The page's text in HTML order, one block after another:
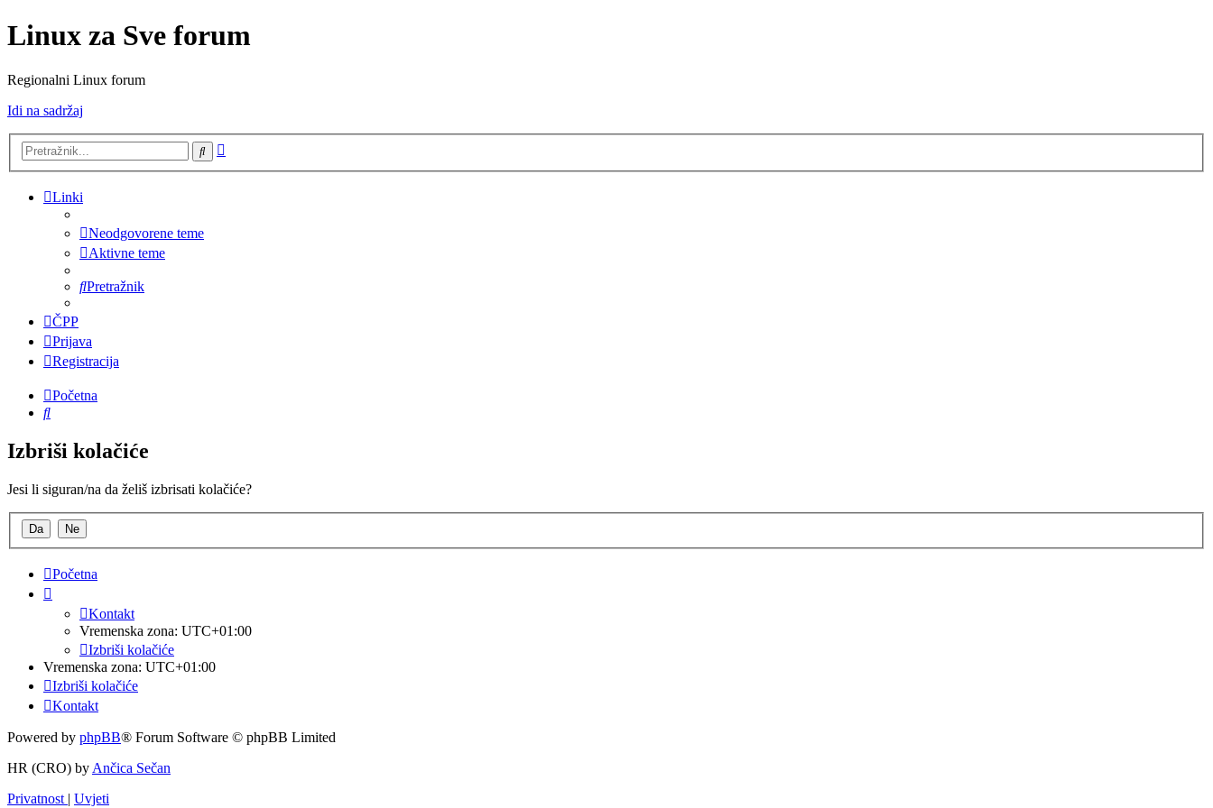
Linux za Sve forum
Regionalni Linux forum
Idi na sadržaj
Pretražnik
Linki
Neodgovorene teme
Aktivne teme
Pretražnik
ČPP
Prijava
Registracija
Početna
Pretražnik
Izbriši kolačiće
Jesi li siguran/na da želiš izbrisati kolačiće?
Početna
Kontakt
Vremenska zona: UTC+01:00
Izbriši kolačiće
Vremenska zona: UTC+01:00
Izbriši kolačiće
Kontakt
Powered by phpBB® Forum Software © phpBB Limited
HR (CRO) by Ančica Sečan
Privatnost | Uvjeti